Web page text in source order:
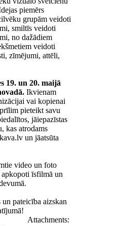
piemērs
grupām veidoti
smiltīs veidoti
no dažādiem
veidoti
zīmējumi, attēli,
19. un 20. maijā
Ikvienam
vai kopienai
pieteikt savu
jāiepazīstas
kas atrodams
un jāatsūta
video un foto
īsfilmā un
pateicība aizskan
Attachments: